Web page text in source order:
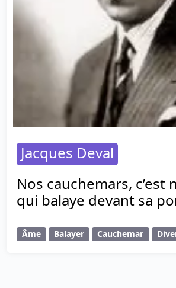
Jacques Deval
Nos cauchemars, c’est
qui balaye devant sa
Âme Balayer Cauchemar